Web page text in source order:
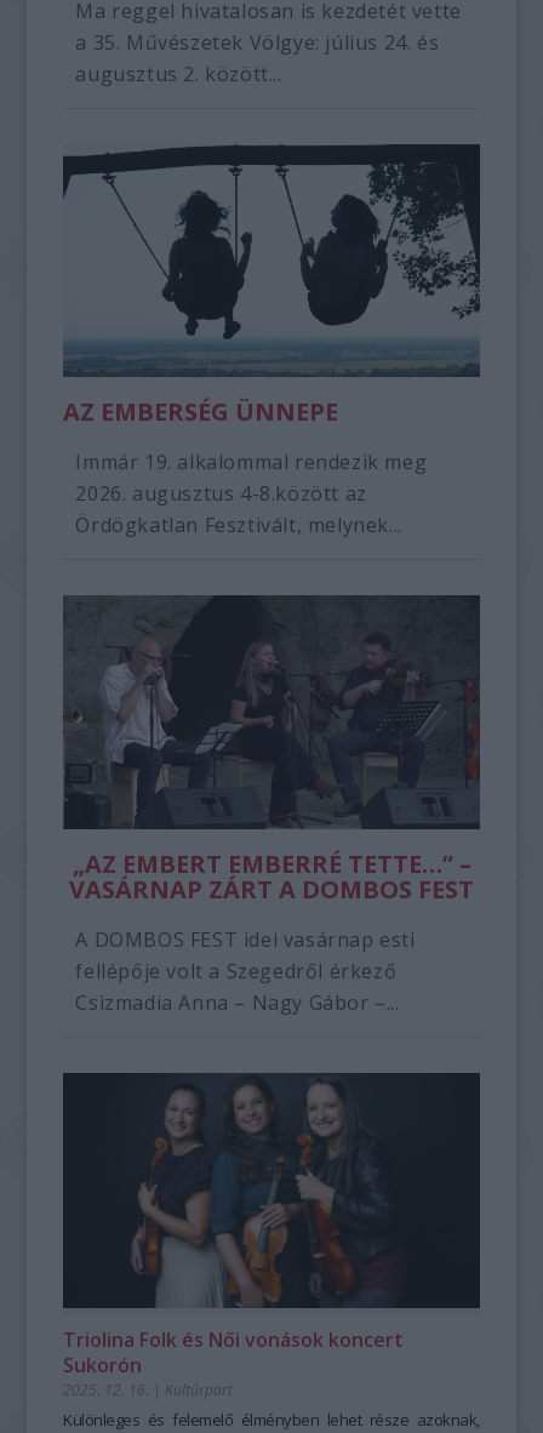
Ma reggel hivatalosan is kezdetét vette
a 35. Művészetek Völgye: július 24. és
augusztus 2. között...
AZ EMBERSÉG ÜNNEPE
Immár 19. alkalommal rendezik meg
2026. augusztus 4-8.között az
Ördögkatlan Fesztivált, melynek...
„AZ EMBERT EMBERRÉ TETTE…” –
VASÁRNAP ZÁRT A DOMBOS FEST
A DOMBOS FEST idei vasárnap esti
fellépője volt a Szegedről érkező
Csizmadia Anna – Nagy Gábor –...
Triolina Folk és Női vonások koncert
Sukorón
2025. 12. 16. | Kultúrpart
Különleges és felemelő élményben lehet része azoknak,